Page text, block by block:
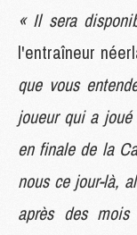
« Il sera
l'entraîneur
que vous
joueur qui a
en finale de la
nous ce jour-là,
après des